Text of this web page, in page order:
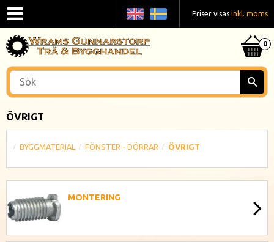
Priser visas inkl. moms
ÖVRIGT
BYGGMATERIAL FÖNSTER - DÖRRAR ÖVRIGT
MONTERING